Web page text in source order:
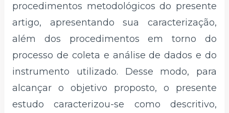
procedimentos metodológicos do presente
artigo, apresentando sua caracterização,
além dos procedimentos em torno do
processo de coleta e análise de dados e do
instrumento utilizado. Desse modo, para
alcançar o objetivo proposto, o presente
estudo caracterizou-se como descritivo,